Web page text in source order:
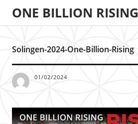
ONE BILLION RISING
Solingen-2024-One-Billion-Rising
01/02/2024